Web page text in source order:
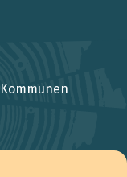
Kommunen